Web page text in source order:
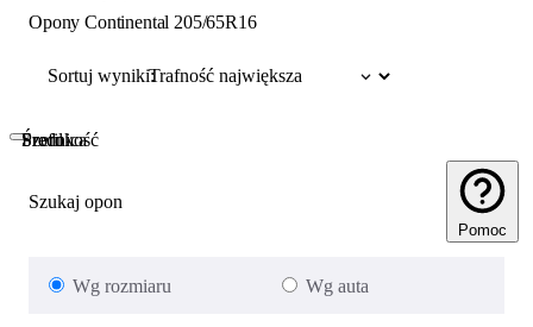
Opony Continental 205/65R16
Sortuj wyniki:
Szukaj opon
Pomoc
Wg rozmiaru Wg auta
Szerokość
Profil
Średnica